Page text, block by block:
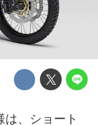
、ショート